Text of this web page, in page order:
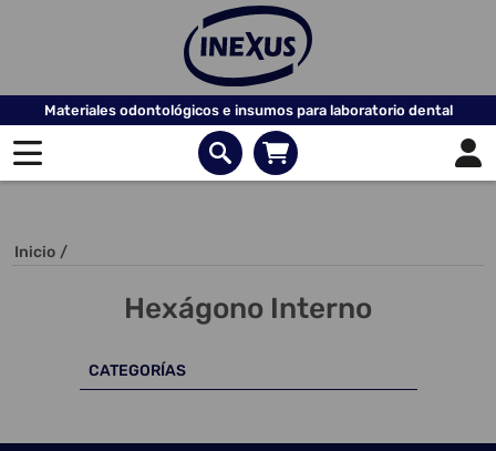
Materiales odontológicos e insumos para laboratorio dental
Inicio /
Hexágono Interno
CATEGORÍAS